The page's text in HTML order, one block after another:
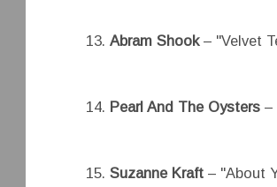
Abram Shook– "Velvet
Pearl And The Oysters–
Suzanne Kraft – "About